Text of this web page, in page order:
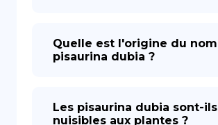
Quelle est l'origine du nom
pisaurina dubia ?
Les pisaurina dubia sont-ils
nuisibles aux plantes ?